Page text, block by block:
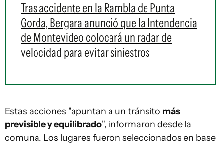
Tras accidente en la Rambla de Punta
Gorda, Bergara anunció que la Intendencia
de Montevideo colocará un radar de
velocidad para evitar siniestros
Estas acciones "apuntan a un tránsito más
previsible y equilibrado", informaron desde la
comuna. Los lugares fueron seleccionados en base